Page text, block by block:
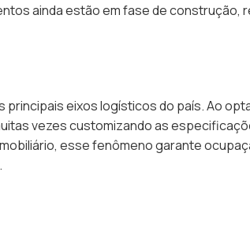
ainda estão em fase de construção,
eixos logísticos do país. Ao
vezes customizando as
esse fenômeno garante